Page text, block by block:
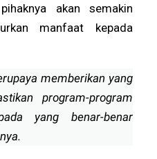
akan semakin
manfaat kepada
memberikan yang
program-program
yang benar-benar